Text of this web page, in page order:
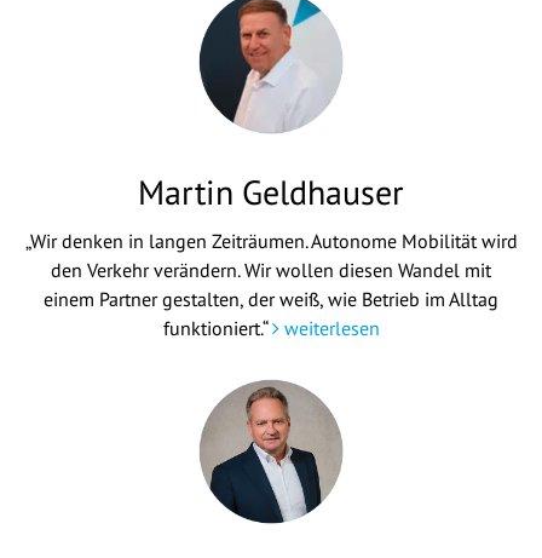
Martin Geldhauser
„Wir denken in langen Zeiträumen. Autonome Mobilität wird
den Verkehr verändern. Wir wollen diesen Wandel mit
einem Partner gestalten, der weiß, wie Betrieb im Alltag
funktioniert.“ weiterlesen